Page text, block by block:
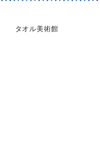
タオル美術館